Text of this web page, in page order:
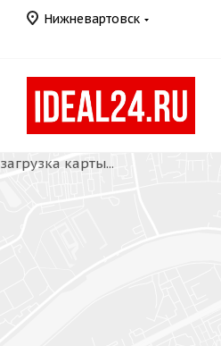
Нижневартовск
загрузка карты...